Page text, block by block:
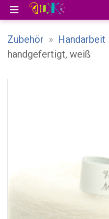
Zubehör » Handarbeit
handgefertigt, weiß